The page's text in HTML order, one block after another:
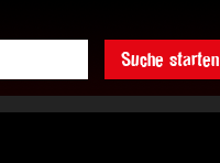
Suche starten